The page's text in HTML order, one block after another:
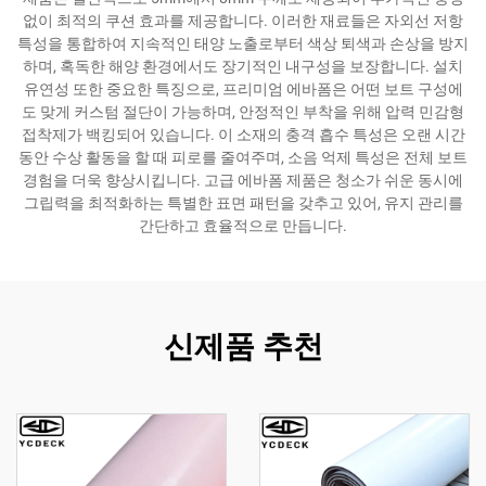
없이 최적의 쿠션 효과를 제공합니다. 이러한 재료들은 자외선 저항
특성을 통합하여 지속적인 태양 노출로부터 색상 퇴색과 손상을 방지
하며, 혹독한 해양 환경에서도 장기적인 내구성을 보장합니다. 설치
유연성 또한 중요한 특징으로, 프리미엄 에바폼은 어떤 보트 구성에
도 맞게 커스텀 절단이 가능하며, 안정적인 부착을 위해 압력 민감형
접착제가 백킹되어 있습니다. 이 소재의 충격 흡수 특성은 오랜 시간
동안 수상 활동을 할 때 피로를 줄여주며, 소음 억제 특성은 전체 보트
경험을 더욱 향상시킵니다. 고급 에바폼 제품은 청소가 쉬운 동시에
그립력을 최적화하는 특별한 표면 패턴을 갖추고 있어, 유지 관리를
간단하고 효율적으로 만듭니다.
신제품 추천